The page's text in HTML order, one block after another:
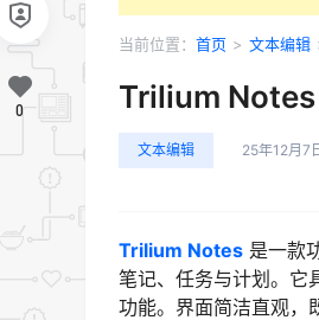
当前位置： 首页 > 文本编辑
Trilium Notes
文本编辑 25年12月7
Trilium Notes 是一款
笔记、任务与计划。它
功能。界面简洁直观，
0